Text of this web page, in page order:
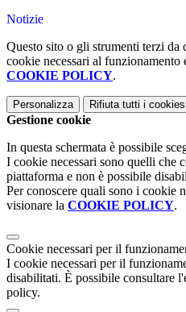
Notizie
Questo sito o gli strumenti terzi
cookie necessari al
COOKIE POLICY.
Personalizza Rifiuta tutti i cookies
Gestione cookie
In questa schermata è possibile
I cookie necessari sono quelli che
piattaforma e non è possibile
Per conoscere quali sono i cookie
visionare la COOKIE POLICY.
Cookie necessari per il
I cookie necessari per il
disabilitati. È possibile consultare
policy.